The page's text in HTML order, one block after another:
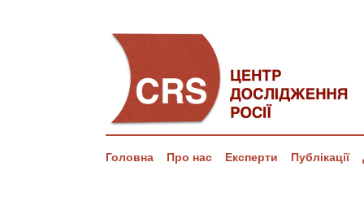
Головна Про нас Експерти Публікації